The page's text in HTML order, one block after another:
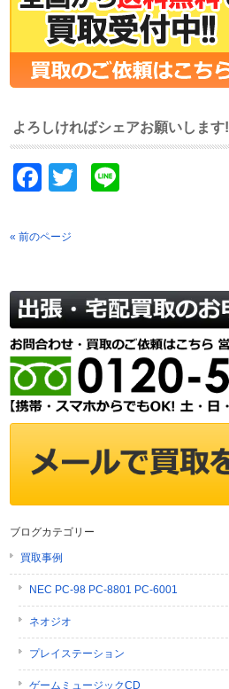
よろしければシェアお願いします!
Facebook
Twitter
« 前のページ
ブログカテゴリー
買取事例
NEC PC-98 PC-8801 PC-6001
ネオジオ
プレイステーション
ゲームミュージックCD